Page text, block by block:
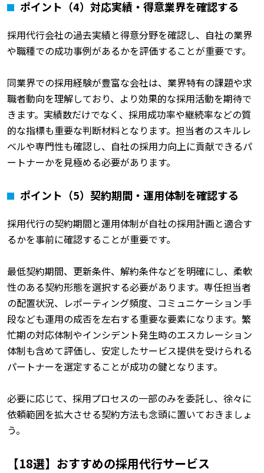
ポイント（4）対応実績・得意業界を確認する
採用代行会社の過去実績と得意分野を確認し、自社の業界
や職種での成功事例があるかを評価することが重要です。
同業界での採用経験が豊富な会社は、業界特有の課題や求
職者動向を理解しており、より効果的な採用活動を期待で
きます。実績数だけでなく、採用成功率や継続率などの質
的な指標も重要な判断材料となります。担当者のスキルレ
ベルや専門性も確認し、自社の採用力向上に貢献できるパ
ートナーかを見極める必要があります。
ポイント（5）契約期間・運用体制を確認する
採用代行の契約期間と運用体制が自社の採用計画と適合す
るかを事前に確認することが重要です。
最低契約期間、更新条件、解約条件などを明確にし、柔軟
性のある契約形態を選択する必要があります。専任担当者
の配置状況、レポーティング頻度、コミュニケーション手
段なども運用の成否を左右する重要な要素になります。繁
忙期の対応体制やインシデント発生時のエスカレーション
体制も含めて評価し、安定したサービス提供を受けられる
パートナーを選定することが成功の鍵となります。
必要に応じて、採用プロセスの一部のみを委託し、徐々に
依頼範囲を拡大させる契約方法も念頭に置いておきましょ
う。
【18選】おすすめの採用代行サービス